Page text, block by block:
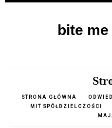
bite
STRONA GŁÓWNA
MIT SPÓŁDZIELCZOŚCI